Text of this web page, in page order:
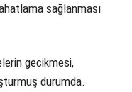
sağlanması
gecikmesi,
durumda.